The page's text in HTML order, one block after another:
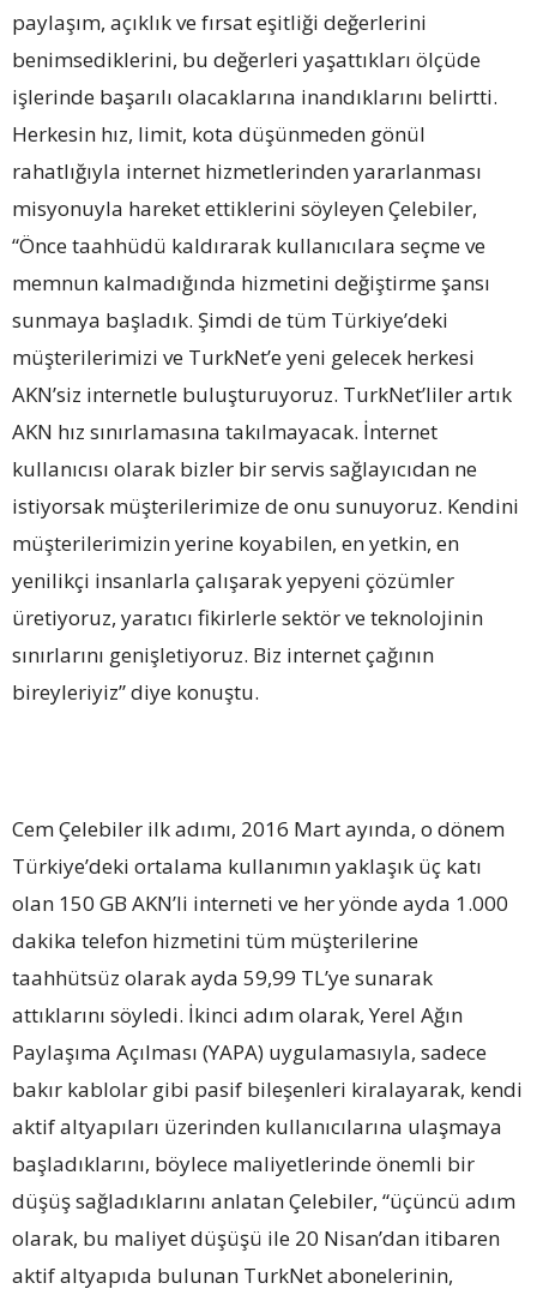
paylaşım, açıklık ve fırsat eşitliği değerlerini
benimsediklerini, bu değerleri yaşattıkları ölçüde
işlerinde başarılı olacaklarına inandıklarını belirtti.
Herkesin hız, limit, kota düşünmeden gönül
rahatlığıyla internet hizmetlerinden yararlanması
misyonuyla hareket ettiklerini söyleyen Çelebiler,
“Önce taahhüdü kaldırarak kullanıcılara seçme ve
memnun kalmadığında hizmetini değiştirme şansı
sunmaya başladık. Şimdi de tüm Türkiye’deki
müşterilerimizi ve TurkNet’e yeni gelecek herkesi
AKN’siz internetle buluşturuyoruz. TurkNet’liler artık
AKN hız sınırlamasına takılmayacak. İnternet
kullanıcısı olarak bizler bir servis sağlayıcıdan ne
istiyorsak müşterilerimize de onu sunuyoruz. Kendini
müşterilerimizin yerine koyabilen, en yetkin, en
yenilikçi insanlarla çalışarak yepyeni çözümler
üretiyoruz, yaratıcı fikirlerle sektör ve teknolojinin
sınırlarını genişletiyoruz. Biz internet çağının
bireyleriyiz” diye konuştu.
Cem Çelebiler ilk adımı, 2016 Mart ayında, o dönem
Türkiye’deki ortalama kullanımın yaklaşık üç katı
olan 150 GB AKN’li interneti ve her yönde ayda 1.000
dakika telefon hizmetini tüm müşterilerine
taahhütsüz olarak ayda 59,99 TL’ye sunarak
attıklarını söyledi. İkinci adım olarak, Yerel Ağın
Paylaşıma Açılması (YAPA) uygulamasıyla, sadece
bakır kablolar gibi pasif bileşenleri kiralayarak, kendi
aktif altyapıları üzerinden kullanıcılarına ulaşmaya
başladıklarını, böylece maliyetlerinde önemli bir
düşüş sağladıklarını anlatan Çelebiler, “üçüncü adım
olarak, bu maliyet düşüşü ile 20 Nisan’dan itibaren
aktif altyapıda bulunan TurkNet abonelerinin,